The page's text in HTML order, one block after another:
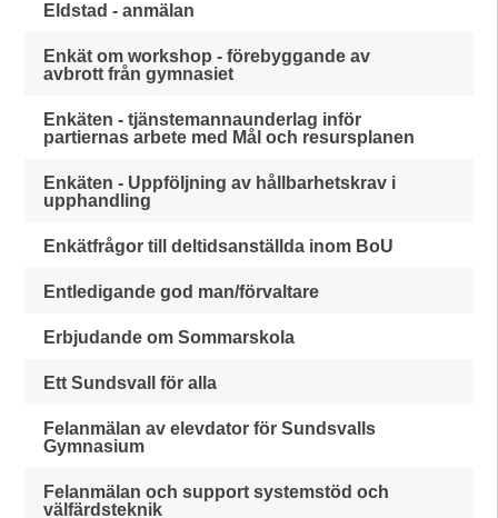
Eldstad - anmälan
Enkät om workshop - förebyggande av
avbrott från gymnasiet
Enkäten - tjänstemannaunderlag inför
partiernas arbete med Mål och resursplanen
Enkäten - Uppföljning av hållbarhetskrav i
upphandling
Enkätfrågor till deltidsanställda inom BoU
Entledigande god man/förvaltare
Erbjudande om Sommarskola
Ett Sundsvall för alla
Felanmälan av elevdator för Sundsvalls
Gymnasium
Felanmälan och support systemstöd och
välfärdsteknik